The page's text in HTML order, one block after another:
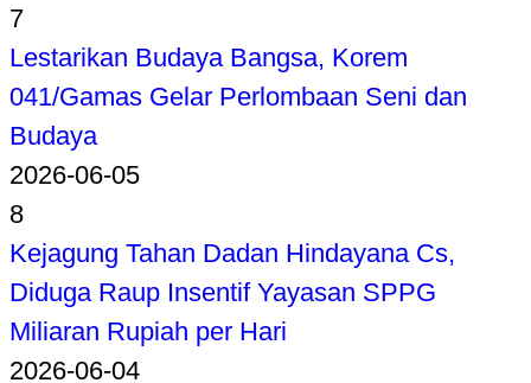
7
Lestarikan Budaya Bangsa, Korem
041/Gamas Gelar Perlombaan Seni dan
Budaya
2026-06-05
8
Kejagung Tahan Dadan Hindayana Cs,
Diduga Raup Insentif Yayasan SPPG
Miliaran Rupiah per Hari
2026-06-04